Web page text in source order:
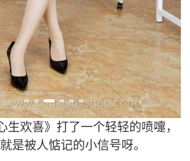
生欢喜》打了一个轻轻的喷嚏，
是被人惦记的小信号呀。